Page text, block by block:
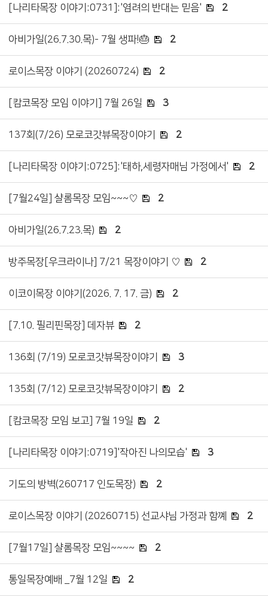
[나리타목장 이야기:0731]:'염려의 반대는 믿음' 2
아비가일(26.7.30.목)- 7월 생파!🎂 2
로이스목장 이야기 (20260724) 2
[캄코목장 모임 이야기] 7월 26일 3
137회(7/26) 모로코갓뷰목장이야기 2
[나리타목장 이야기:0725]:'태하,세령자매님 가정에서' 2
[7월24일] 샬롬목장 모임~~~♡ 2
아비가일(26.7.23.목) 2
방주목장[우크라이나] 7/21 목장이야기 ♡ 2
이코이목장 이야기(2026. 7. 17. 금) 2
[7.10. 필리핀목장] 데자뷰 2
136회 (7/19) 모로코갓뷰목장이야기 3
135회 (7/12) 모로코갓뷰목장이야기 2
[캄코목장 모임 보고] 7월 19일 2
[나리타목장 이야기:0719]'작아진 나의모습' 3
기도의 방벽(260717 인도목장) 2
로이스목장 이야기 (20260715) 선교샤님 가정과 함꼐 2
[7월17일] 샬롬목장 모임~~~~ 2
통일목장예배 _7월 12일 2